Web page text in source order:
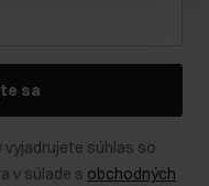
sa
vyjadrujete súhlas so
v súlade s obchodných